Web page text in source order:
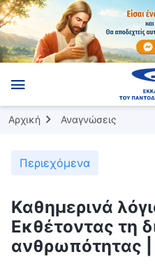
Αρχική Αναγνώσεις
Περιεχόμενα
Καθημερινά
Εκθέτοντας τη
ανθρωπότητας